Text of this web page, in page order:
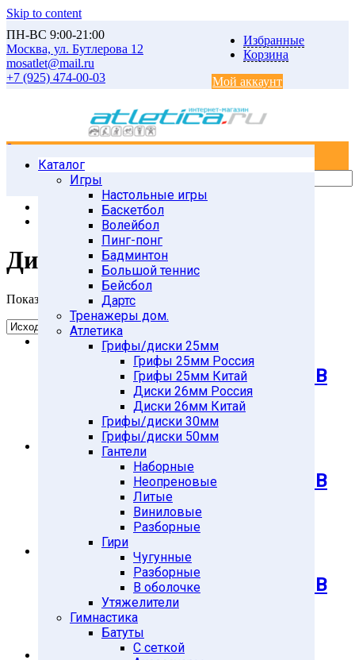
Skip to content
ПН-ВС 9:00-21:00
Москва, ул. Бутлерова 12
mosatlet@mail.ru
+7 (925) 474-00-03
Избранные
Корзина
Мой аккаунт
0
Каталог
Игры
Настольные игры
Баскетбол
Волейбол
Пинг-понг
Бадминтон
Большой теннис
Бейсбол
Дартс
Тренажеры дом.
Атлетика
Грифы/диски 25мм
Грифы 25мм Россия
Грифы 25мм Китай
Диски 26мм Россия
Диски 26мм Китай
Грифы/диски 30мм
Грифы/диски 50мм
Гантели
Наборные
Неопреновые
Литые
Виниловые
Разборные
Гири
Чугунные
Разборные
В оболочке
Утяжелители
Гимнастика
Батуты
С сеткой
Главная
Товары
Грифы и диски 50мм
Диски d-51мм Россия
Диски d-51мм Россия
Показ всех 13 элементов
Диск обрезиненный черный MB
ATLET d-51 1,25кг
Подробнее
Диск обрезиненный черный MB
ATLET d-51 2,5кг
Подробнее
Диск обрезиненный черный MB
ATLET d-51 5кг
Подробнее